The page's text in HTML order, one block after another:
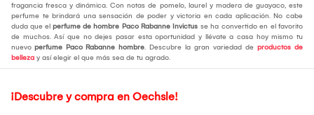
fragancia fresca y dinámica. Con notas de pomelo, laurel y madera de guayaco, este
perfume te brindará una sensación de poder y victoria en cada aplicación. No cabe
duda que el perfume de hombre Paco Rabanne Invictus se ha convertido en el favorito
de muchos. Así que no dejes pasar esta oportunidad y llévate a casa hoy mismo tu
nuevo perfume Paco Rabanne hombre. Descubre la gran variedad de productos de
belleza y así elegir el que más sea de tu agrado.
¡Descubre y compra en Oechsle!